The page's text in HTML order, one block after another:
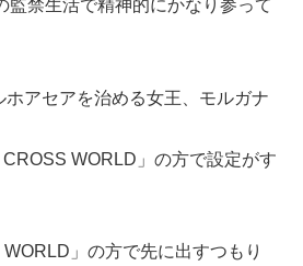
監禁生活で精神的にかなり参って
ホアセアを治める女王、モルガナ
WORLD」の方で設定がす
WORLD」の方で先に出すつもり